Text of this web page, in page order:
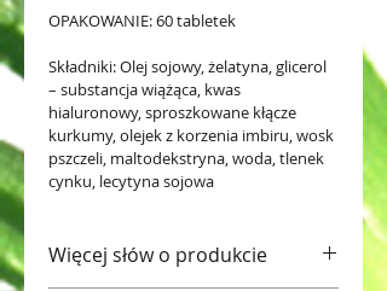
OPAKOWANIE: 60 tabletek
Składniki: Olej sojowy, żelatyna, glicerol
– substancja wiążąca, kwas
hialuronowy, sproszkowane kłącze
kurkumy, olejek z korzenia imbiru, wosk
pszczeli, maltodekstryna, woda, tlenek
cynku, lecytyna sojowa
Więcej słów o produkcie